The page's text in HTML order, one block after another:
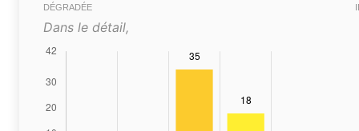
DÉGRADÉE
Dans le détail,